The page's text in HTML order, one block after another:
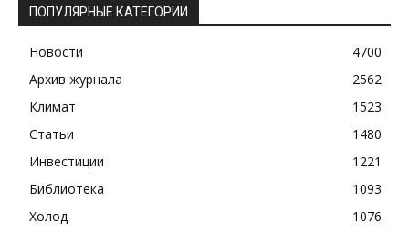
ПОПУЛЯРНЫЕ КАТЕГОРИИ
Новости
4700
Архив журнала
2562
Климат
1523
Статьи
1480
Инвестиции
1221
Библиотека
1093
Холод
1076